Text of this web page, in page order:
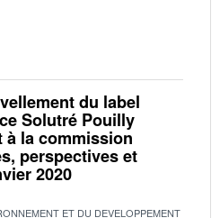
du label
Solutré Pouilly
à la commission
perspectives et
2020
ET DU DEVELOPPEMENT